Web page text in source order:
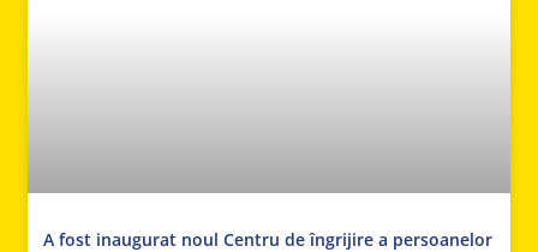
A fost inaugurat noul Centru de îngrijire a persoanelor